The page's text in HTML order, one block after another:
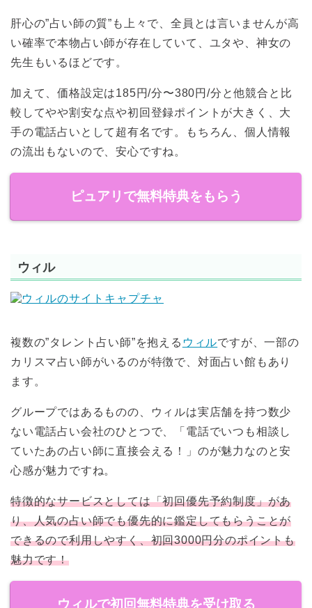
肝心の”占い師の質”も上々で、全員とは言いませんが高
い確率で本物占い師が存在していて、ユタや、神女の
先生もいるほどです。
加えて、価格設定は185円/分〜380円/分と他競合と比
較してやや割安な点や初回登録ポイントが大きく、大
手の電話占いとして超有名です。もちろん、個人情報
の流出もないので、安心ですね。
ピュアリで無料特典をもらう
ウィル
複数の”タレント占い師”を抱える ウィルですが、一部の
カリスマ占い師がいるのが特徴で、対面占い館もあり
ます。
グループではあるものの、ウィルは実店舗を持つ数少
ない電話占い会社のひとつで、「電話でいつも相談し
ていたあの占い師に直接会える！」のが魅力なのと安
心感が魅力ですね。
特徴的なサービスとしては「初回優先予約制度」があ
り、人気の占い師でも優先的に鑑定してもらうことが
できるので利用しやすく、初回3000円分のポイントも
魅力です！
ウィルで初回無料特典を受け取る